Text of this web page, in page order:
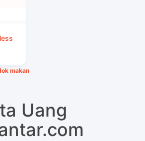
makan
Uang